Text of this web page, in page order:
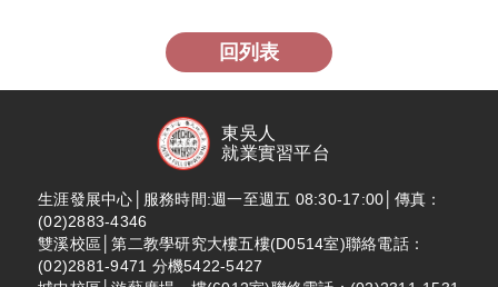
回列表
東吳人
就業實習平台
生涯發展中心│服務時間:週一至週五 08:30-17:00│傳真：
(02)2883-4346
雙溪校區│第二教學研究大樓五樓(D0514室)聯絡電話：
(02)2881-9471 分機5422-5427